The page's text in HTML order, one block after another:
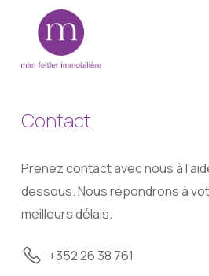
Contact
Prenez contact avec nous à
dessous. Nous répondrons à
meilleurs délais.
+352 26 38 761